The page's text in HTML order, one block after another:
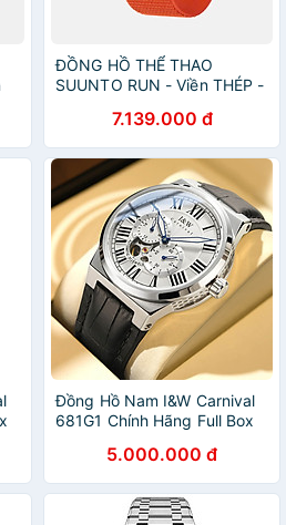
ĐỒNG HỒ THỂ THAO
SUUNTO RUN - Viền THÉP -
mỏng nhẹ - với hơn 34 môn
thể thao khác
7.139.000 đ
Đồng Hồ Nam I&W Carnival
681G1 Chính Hãng Full Box
Xước Dây Da Cao Cấp BH 5
NAM
5.000.000 đ